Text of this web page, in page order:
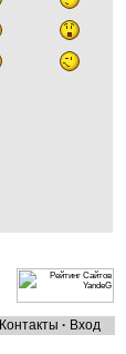
Контакты · Вход